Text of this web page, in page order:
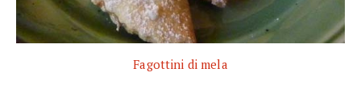
Fagottini di mela